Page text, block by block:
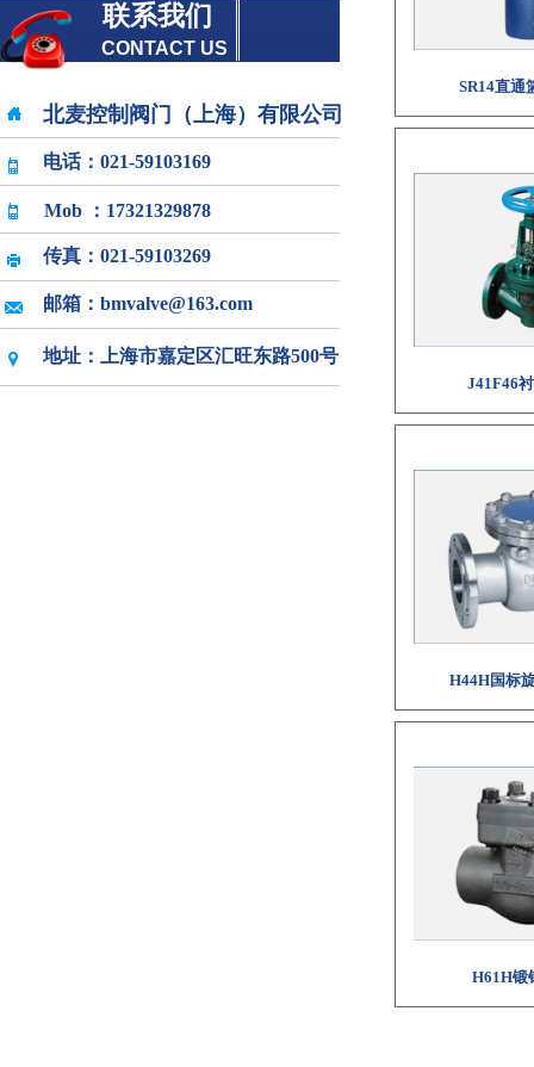
Mob ：17321329878
SR14直通
J41F46
H44H国标
H61H锻
联系我们
CONTACT US
北麦控制阀门（上海）有限公司
电话： 021-59103169
传真： 021-59103269
邮箱 ： bmvalve@163.com
地址：上海市嘉定区汇旺东路500号